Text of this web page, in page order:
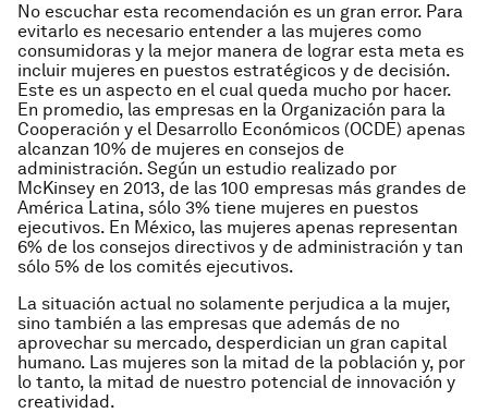
No escuchar esta recomendación es un gran error. Para
evitarlo es necesario entender a las mujeres como
consumidoras y la mejor manera de lograr esta meta es
incluir mujeres en puestos estratégicos y de decisión.
Este es un aspecto en el cual queda mucho por hacer.
En promedio, las empresas en la Organización para la
Cooperación y el Desarrollo Económicos (OCDE) apenas
alcanzan 10% de mujeres en consejos de
administración. Según un estudio realizado por
McKinsey en 2013, de las 100 empresas más grandes de
América Latina, sólo 3% tiene mujeres en puestos
ejecutivos. En México, las mujeres apenas representan
6% de los consejos directivos y de administración y tan
sólo 5% de los comités ejecutivos.
La situación actual no solamente perjudica a la mujer,
sino también a las empresas que además de no
aprovechar su mercado, desperdician un gran capital
humano. Las mujeres son la mitad de la población y, por
lo tanto, la mitad de nuestro potencial de innovación y
creatividad.